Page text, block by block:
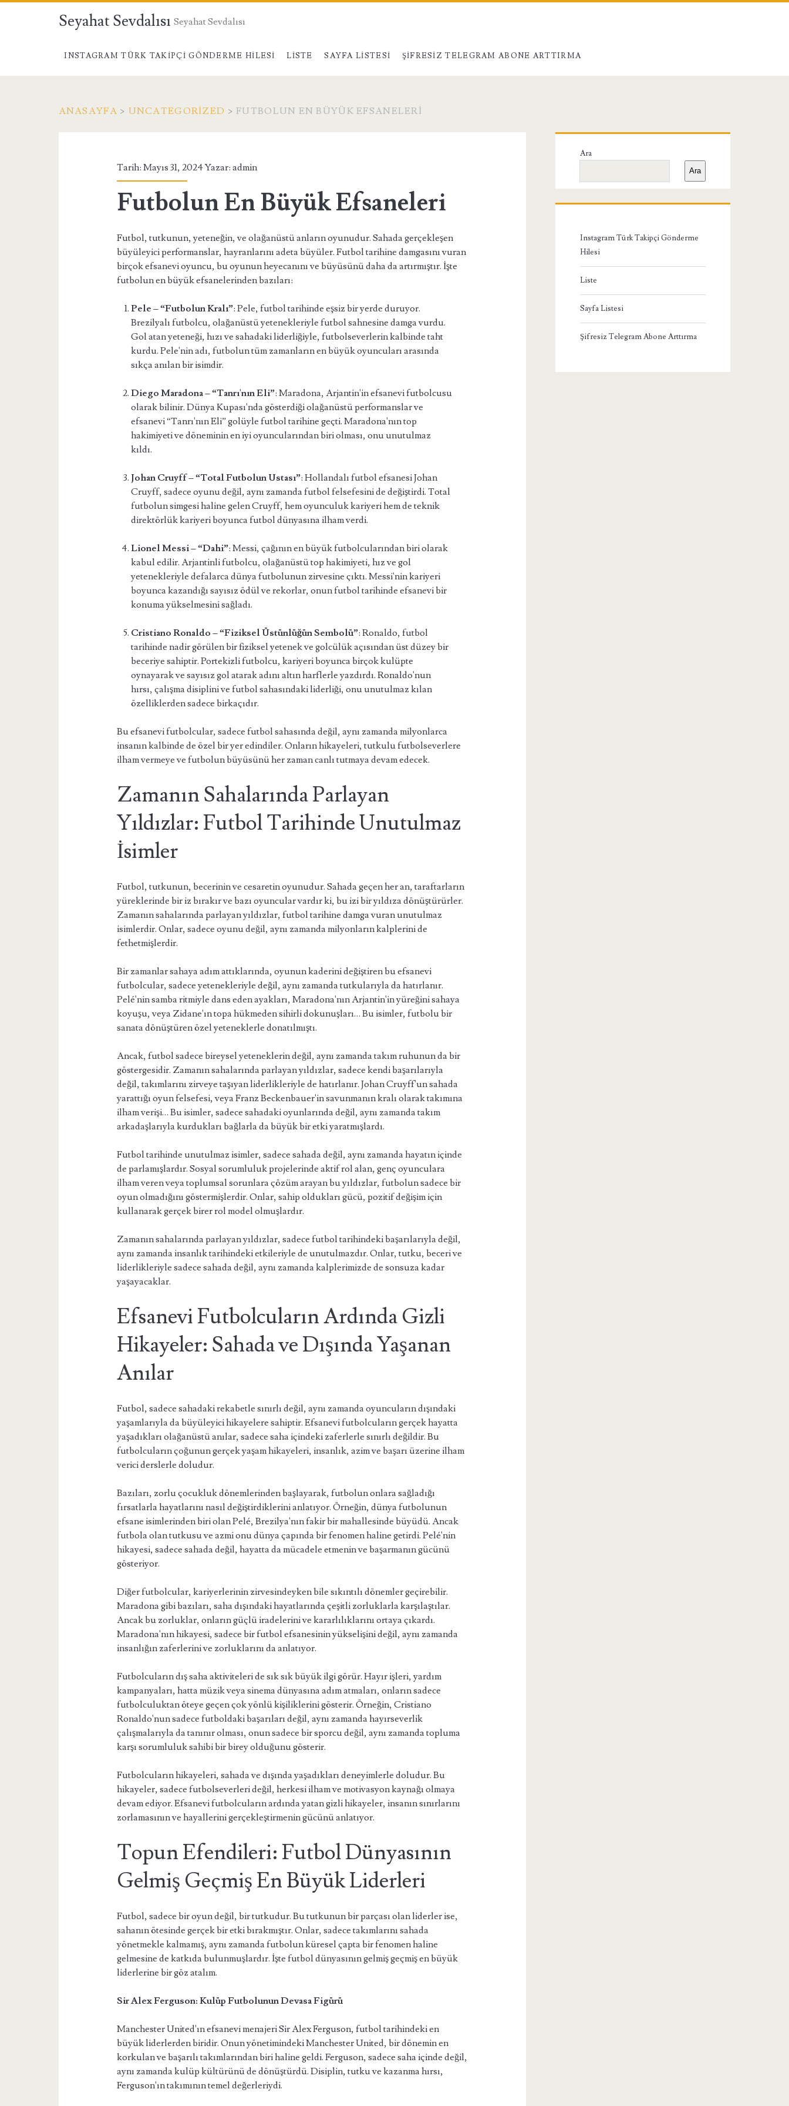
Seyahat Sevdalısı Seyahat Sevdalısı
INSTAGRAM TÜRK TAKIPÇI GÖNDERME HILESI LISTE SAYFA LISTESI ŞIFRESIZ TELEGRAM ABONE ARTTIRMA
ANASAYFA > UNCATEGORIZED >FUTBOLUN EN BÜYÜK EFSANELERI
Tarih: Mayıs 31, 2024 Yazar:admin
Futbolun En Büyük Efsaneleri
Futbol, tutkunun, yeteneğin, ve olağanüstü anların oyunudur. Sahada gerçekleşen
büyüleyici performanslar, hayranlarını adeta büyüler. Futbol tarihine damgasını vuran
birçok efsanevi oyuncu, bu oyunun heyecanını ve büyüsünü daha da artırmıştır. İşte
futbolun en büyük efsanelerinden bazıları:
Pele – “Futbolun Kralı”: Pele, futbol tarihinde eşsiz bir yerde duruyor.
Brezilyalı futbolcu, olağanüstü yetenekleriyle futbol sahnesine damga vurdu.
Gol atan yeteneği, hızı ve sahadaki liderliğiyle, futbolseverlerin kalbinde taht
kurdu. Pele'nin adı, futbolun tüm zamanların en büyük oyuncuları arasında
sıkça anılan bir isimdir.
Diego Maradona – “Tanrı'nın Eli”: Maradona, Arjantin'in efsanevi futbolcusu
olarak bilinir. Dünya Kupası'nda gösterdiği olağanüstü performanslar ve
efsanevi “Tanrı'nın Eli” golüyle futbol tarihine geçti. Maradona'nın top
hakimiyeti ve döneminin en iyi oyuncularından biri olması, onu unutulmaz
kıldı.
Johan Cruyff – “Total Futbolun Ustası”: Hollandalı futbol efsanesi Johan
Cruyff, sadece oyunu değil, aynı zamanda futbol felsefesini de değiştirdi. Total
futbolun simgesi haline gelen Cruyff, hem oyunculuk kariyeri hem de teknik
direktörlük kariyeri boyunca futbol dünyasına ilham verdi.
Lionel Messi – “Dahi”: Messi, çağının en büyük futbolcularından biri olarak
kabul edilir. Arjantinli futbolcu, olağanüstü top hakimiyeti, hız ve gol
yetenekleriyle defalarca dünya futbolunun zirvesine çıktı. Messi'nin kariyeri
boyunca kazandığı sayısız ödül ve rekorlar, onun futbol tarihinde efsanevi bir
konuma yükselmesini sağladı.
Cristiano Ronaldo – “Fiziksel Üstünlüğün Sembolü”: Ronaldo, futbol
tarihinde nadir görülen bir fiziksel yetenek ve golcülük açısından üst düzey bir
beceriye sahiptir. Portekizli futbolcu, kariyeri boyunca birçok kulüpte
oynayarak ve sayısız gol atarak adını altın harflerle yazdırdı. Ronaldo'nun
hırsı, çalışma disiplini ve futbol sahasındaki liderliği, onu unutulmaz kılan
özelliklerden sadece birkaçıdır.
Bu efsanevi futbolcular, sadece futbol sahasında değil, aynı zamanda milyonlarca
insanın kalbinde de özel bir yer edindiler. Onların hikayeleri, tutkulu futbolseverlere
ilham vermeye ve futbolun büyüsünü her zaman canlı tutmaya devam edecek.
Zamanın Sahalarında Parlayan
Yıldızlar: Futbol Tarihinde Unutulmaz
İsimler
Futbol, tutkunun, becerinin ve cesaretin oyunudur. Sahada geçen her an, taraftarların
yüreklerinde bir iz bırakır ve bazı oyuncular vardır ki, bu izi bir yıldıza dönüştürürler.
Zamanın sahalarında parlayan yıldızlar, futbol tarihine damga vuran unutulmaz
isimlerdir. Onlar, sadece oyunu değil, aynı zamanda milyonların kalplerini de
fethetmişlerdir.
Bir zamanlar sahaya adım attıklarında, oyunun kaderini değiştiren bu efsanevi
futbolcular, sadece yetenekleriyle değil, aynı zamanda tutkularıyla da hatırlanır.
Pelé'nin samba ritmiyle dans eden ayakları, Maradona'nın Arjantin'in yüreğini sahaya
koyuşu, veya Zidane'ın topa hükmeden sihirli dokunuşları… Bu isimler, futbolu bir
sanata dönüştüren özel yeteneklerle donatılmıştı.
Ancak, futbol sadece bireysel yeteneklerin değil, aynı zamanda takım ruhunun da bir
göstergesidir. Zamanın sahalarında parlayan yıldızlar, sadece kendi başarılarıyla
değil, takımlarını zirveye taşıyan liderlikleriyle de hatırlanır. Johan Cruyff'un sahada
yarattığı oyun felsefesi, veya Franz Beckenbauer'in savunmanın kralı olarak takımına
ilham verişi… Bu isimler, sadece sahadaki oyunlarında değil, aynı zamanda takım
arkadaşlarıyla kurdukları bağlarla da büyük bir etki yaratmışlardı.
Futbol tarihinde unutulmaz isimler, sadece sahada değil, aynı zamanda hayatın içinde
de parlamışlardır. Sosyal sorumluluk projelerinde aktif rol alan, genç oyunculara
ilham veren veya toplumsal sorunlara çözüm arayan bu yıldızlar, futbolun sadece bir
oyun olmadığını göstermişlerdir. Onlar, sahip oldukları gücü, pozitif değişim için
kullanarak gerçek birer rol model olmuşlardır.
Zamanın sahalarında parlayan yıldızlar, sadece futbol tarihindeki başarılarıyla değil,
aynı zamanda insanlık tarihindeki etkileriyle de unutulmazdır. Onlar, tutku, beceri ve
liderlikleriyle sadece sahada değil, aynı zamanda kalplerimizde de sonsuza kadar
yaşayacaklar.
Efsanevi Futbolcuların Ardında Gizli
Hikayeler: Sahada ve Dışında Yaşanan
Anılar
Futbol, sadece sahadaki rekabetle sınırlı değil, aynı zamanda oyuncuların dışındaki
yaşamlarıyla da büyüleyici hikayelere sahiptir. Efsanevi futbolcuların gerçek hayatta
yaşadıkları olağanüstü anılar, sadece saha içindeki zaferlerle sınırlı değildir. Bu
futbolcuların çoğunun gerçek yaşam hikayeleri, insanlık, azim ve başarı üzerine ilham
verici derslerle doludur.
Bazıları, zorlu çocukluk dönemlerinden başlayarak, futbolun onlara sağladığı
fırsatlarla hayatlarını nasıl değiştirdiklerini anlatıyor. Örneğin, dünya futbolunun
efsane isimlerinden biri olan Pelé, Brezilya'nın fakir bir mahallesinde büyüdü. Ancak
futbola olan tutkusu ve azmi onu dünya çapında bir fenomen haline getirdi. Pelé'nin
hikayesi, sadece sahada değil, hayatta da mücadele etmenin ve başarmanın gücünü
gösteriyor.
Diğer futbolcular, kariyerlerinin zirvesindeyken bile sıkıntılı dönemler geçirebilir.
Maradona gibi bazıları, saha dışındaki hayatlarında çeşitli zorluklarla karşılaştılar.
Ancak bu zorluklar, onların güçlü iradelerini ve kararlılıklarını ortaya çıkardı.
Maradona'nın hikayesi, sadece bir futbol efsanesinin yükselişini değil, aynı zamanda
insanlığın zaferlerini ve zorluklarını da anlatıyor.
Futbolcuların dış saha aktiviteleri de sık sık büyük ilgi görür. Hayır işleri, yardım
kampanyaları, hatta müzik veya sinema dünyasına adım atmaları, onların sadece
futbolculuktan öteye geçen çok yönlü kişiliklerini gösterir. Örneğin, Cristiano
Ronaldo'nun sadece futboldaki başarıları değil, aynı zamanda hayırseverlik
çalışmalarıyla da tanınır olması, onun sadece bir sporcu değil, aynı zamanda topluma
karşı sorumluluk sahibi bir birey olduğunu gösterir.
Futbolcuların hikayeleri, sahada ve dışında yaşadıkları deneyimlerle doludur. Bu
hikayeler, sadece futbolseverleri değil, herkesi ilham ve motivasyon kaynağı olmaya
devam ediyor. Efsanevi futbolcuların ardında yatan gizli hikayeler, insanın sınırlarını
zorlamasının ve hayallerini gerçekleştirmenin gücünü anlatıyor.
Topun Efendileri: Futbol Dünyasının
Gelmiş Geçmiş En Büyük Liderleri
Futbol, sadece bir oyun değil, bir tutkudur. Bu tutkunun bir parçası olan liderler ise,
sahanın ötesinde gerçek bir etki bırakmıştır. Onlar, sadece takımlarını sahada
yönetmekle kalmamış, aynı zamanda futbolun küresel çapta bir fenomen haline
gelmesine de katkıda bulunmuşlardır. İşte futbol dünyasının gelmiş geçmiş en büyük
liderlerine bir göz atalım.
Sir Alex Ferguson: Kulüp Futbolunun Devasa Figürü
Manchester United'ın efsanevi menajeri Sir Alex Ferguson, futbol tarihindeki en
büyük liderlerden biridir. Onun yönetimindeki Manchester United, bir dönemin en
korkulan ve başarılı takımlarından biri haline geldi. Ferguson, sadece saha içinde değil,
aynı zamanda kulüp kültürünü de dönüştürdü. Disiplin, tutku ve kazanma hırsı,
Ferguson'ın takımının temel değerleriydi.
Birincil
Yan
Menü
Ara
Ara
Instagram Türk Takipçi Gönderme
Hilesi
Liste
Sayfa Listesi
Şifresiz Telegram Abone Arttırma